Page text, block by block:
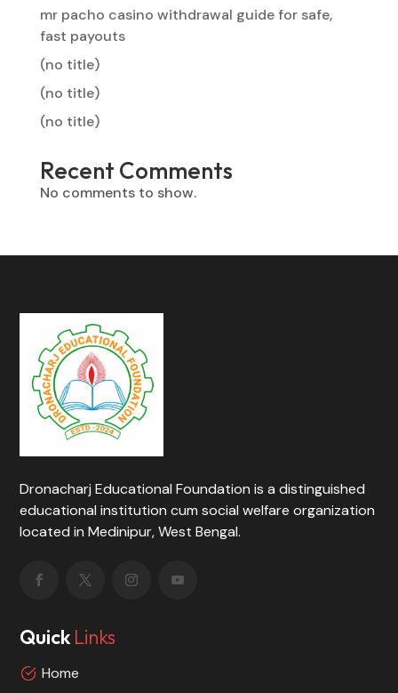
mr pacho casino withdrawal guide for safe,
fast payouts
(no title)
(no title)
(no title)
Recent Comments
No comments to show.
Dronacharj Educational Foundation is a distinguished
educational institution cum social welfare organization
located in Medinipur, West Bengal.
Quick Links
Home